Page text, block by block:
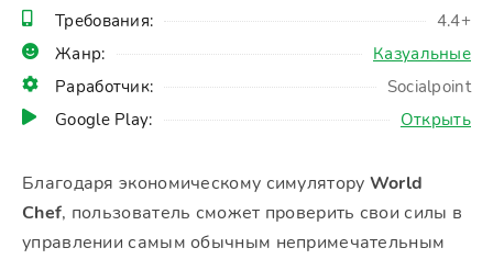
Требования:
4.4+
Жанр:
Казуальные
Раработчик:
Socialpoint
Google Play:
Открыть
Благодаря экономическому симулятору World
Chef, пользователь сможет проверить свои силы в
управлении самым обычным непримечательным